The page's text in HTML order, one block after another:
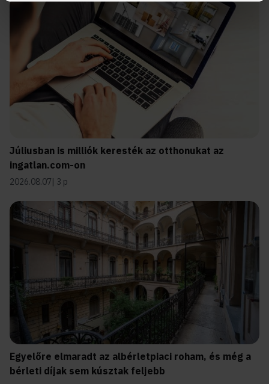
Júliusban is milliók keresték az otthonukat az
ingatlan.com-on
2026.08.07 3 p
Egyelőre elmaradt az albérletpiaci roham, és még a
bérleti díjak sem kúsztak feljebb